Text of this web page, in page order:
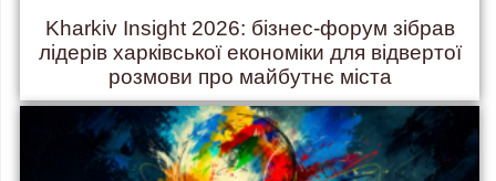
Kharkiv Insight 2026: бізнес-форум зібрав
лідерів харківської економіки для відвертої
розмови про майбутнє міста